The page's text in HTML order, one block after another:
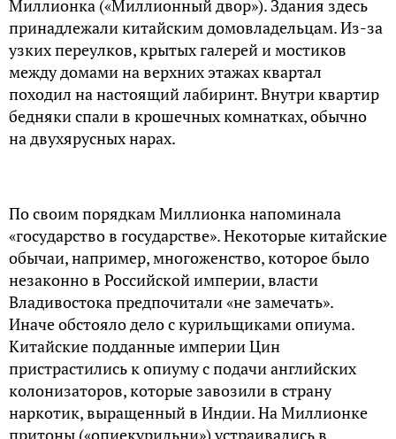
Миллионка («Миллионный двор»). Здания здесь
принадлежали китайским домовладельцам. Из-за
узких переулков, крытых галерей и мостиков
между домами на верхних этажах квартал
походил на настоящий лабиринт. Внутри квартир
бедняки спали в крошечных комнатках, обычно
на двухярусных нарах.
По своим порядкам Миллионка напоминала
«государство в государстве». Некоторые китайские
обычаи, например, многоженство, которое было
незаконно в Российской империи, власти
Владивостока предпочитали «не замечать».
Иначе обстояло дело с курильщиками опиума.
Китайские подданные империи Цин
пристрастились к опиуму с подачи английских
колонизаторов, которые завозили в страну
наркотик, выращенный в Индии. На Миллионке
притоны («опиекурильни») устраивались в